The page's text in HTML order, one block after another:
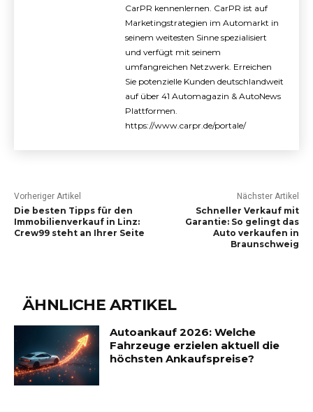
CarPR kennenlernen. CarPR ist auf
Marketingstrategien im Automarkt in
seinem weitesten Sinne spezialisiert
und verfügt mit seinem
umfangreichen Netzwerk. Erreichen
Sie potenzielle Kunden deutschlandweit
auf über 41 Automagazin & AutoNews
Plattformen.
https://www.carpr.de/portale/
Vorheriger Artikel
Die besten Tipps für den
Immobilienverkauf in Linz:
Crew99 steht an Ihrer Seite
Nächster Artikel
Schneller Verkauf mit
Garantie: So gelingt das
Auto verkaufen in
Braunschweig
ÄHNLICHE ARTIKEL
Autoankauf 2026: Welche
Fahrzeuge erzielen aktuell die
höchsten Ankaufspreise?